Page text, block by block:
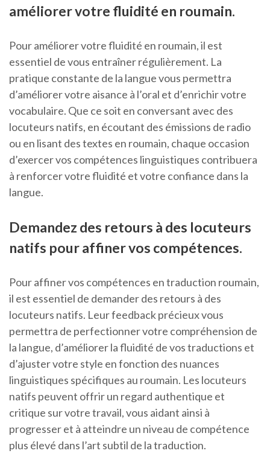
améliorer votre fluidité en roumain.
Pour améliorer votre fluidité en roumain, il est
essentiel de vous entraîner régulièrement. La
pratique constante de la langue vous permettra
d’améliorer votre aisance à l’oral et d’enrichir votre
vocabulaire. Que ce soit en conversant avec des
locuteurs natifs, en écoutant des émissions de radio
ou en lisant des textes en roumain, chaque occasion
d’exercer vos compétences linguistiques contribuera
à renforcer votre fluidité et votre confiance dans la
langue.
Demandez des retours à des locuteurs
natifs pour affiner vos compétences.
Pour affiner vos compétences en traduction roumain,
il est essentiel de demander des retours à des
locuteurs natifs. Leur feedback précieux vous
permettra de perfectionner votre compréhension de
la langue, d’améliorer la fluidité de vos traductions et
d’ajuster votre style en fonction des nuances
linguistiques spécifiques au roumain. Les locuteurs
natifs peuvent offrir un regard authentique et
critique sur votre travail, vous aidant ainsi à
progresser et à atteindre un niveau de compétence
plus élevé dans l’art subtil de la traduction.